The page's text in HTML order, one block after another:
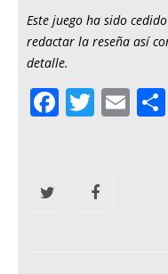
Este juego ha sido
redactar la reseña así
detalle.
F
T
er
E